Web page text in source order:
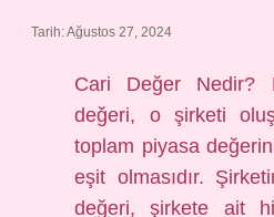
ve
Macera
Yazılar
Tarih: Ağustos 27, 2024
Cari Değer Nedir?
değeri, o şirketi
toplam piyasa
eşit olmasıdır.
değeri, şirkete ait